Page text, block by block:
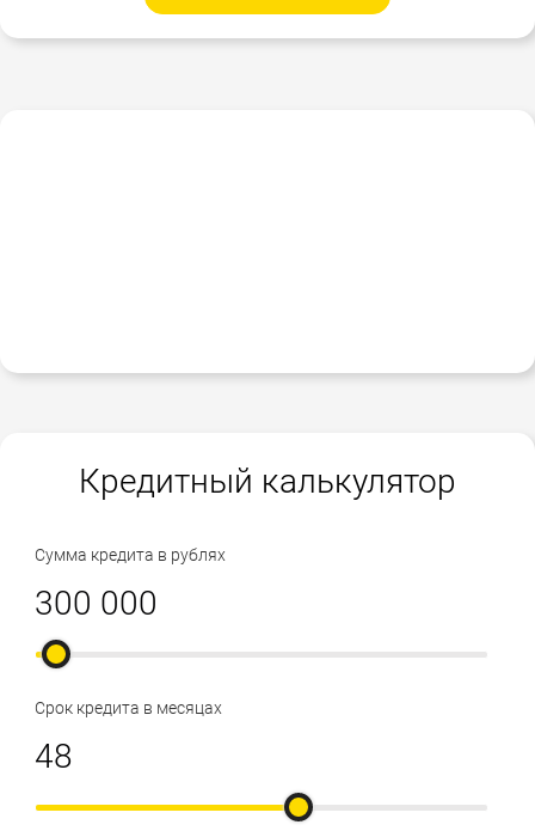
Кредитный калькулятор
Сумма кредита в рублях
Срок кредита в месяцах